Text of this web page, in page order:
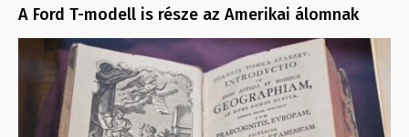
A Ford T-modell is része az Amerikai álomnak